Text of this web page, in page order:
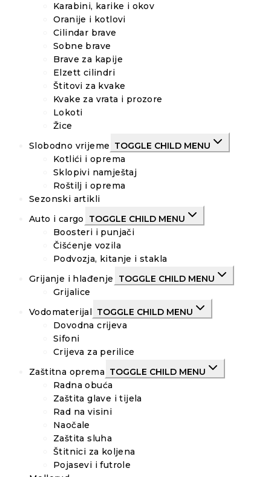
Karabini, karike i okov
Oranije i kotlovi
Cilindar brave
Sobne brave
Brave za kapije
Elzett cilindri
Štitovi za kvake
Kvake za vrata i prozore
Lokoti
Žice
Slobodno vrijeme TOGGLE CHILD MENU
Kotlići i oprema
Sklopivi namještaj
Roštilj i oprema
Sezonski artikli
Auto i cargo
TOGGLE CHILD MENU
Boosteri i punjači
Čišćenje vozila
Podvozja, kitanje i stakla
Grijanje i hlađenje
TOGGLE CHILD MENU
Grijalice
Vodomaterijal
TOGGLE CHILD MENU
Dovodna crijeva
Sifoni
Crijeva za perilice
Zaštitna oprema TOGGLE CHILD MENU
Radna obuća
Zaštita glave i tijela
Rad na visini
Naočale
Zaštita sluha
Štitnici za koljena
Pojasevi i futrole